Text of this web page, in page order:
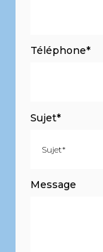
Téléphone*
Sujet*
Message